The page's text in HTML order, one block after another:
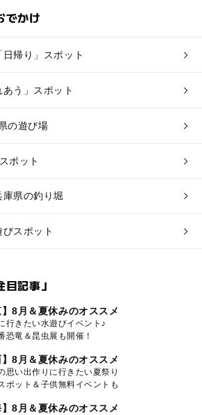
でかけ
帰り」スポット
う」スポット
の遊び場
ポット
県の釣り堀
スポット
記事」
】8月＆夏休みのオススメ
行きたい水遊びイベント♪
恐竜＆昆虫展も開催！
】8月＆夏休みのオススメ
思い出作りに行きたい夏祭り
ポット＆子供無料イベントも
】8月＆夏休みのオススメ